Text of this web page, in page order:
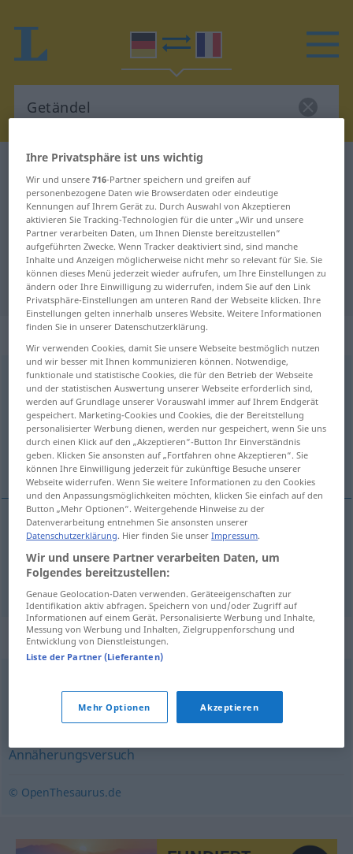
Deutsch-Französisch Wörterbuch
Deutsch-Französisch Übersetzung
für "Getändel"
"Getändel" Französisch
Übersetzung
„Getändel“: Neutrum
Getändeln <Getändels> GEH PEJ
Übersicht aller Übersetzungen
(Für mehr Details die Übersetzung anklicken/antippen)
badinage amoureux, flirt
badinage(amoureux) Getändel
flirtm Getändel
Synonyme für "Getändel"
Annäherungsversuch
© OpenThesaurus.de
Ihre Privatsphäre ist uns wichtig
Wir und unsere716-Partner speichern und greifen auf
personenbezogene Daten wie Browserdaten oder eindeutige
Kennungen auf Ihrem Gerät zu. Durch Auswahl von Akzeptieren
aktivieren Sie Tracking-Technologien für die unter „Wir und unsere
Partner verarbeiten Daten, um Ihnen Dienste bereitzustellen“
aufgeführten Zwecke. Wenn Tracker deaktiviert sind, sind manche
Inhalte und Anzeigen möglicherweise nicht mehr so relevant für Sie. Sie
können dieses Menü jederzeit wieder aufrufen, um Ihre Einstellungen zu
ändern oder Ihre Einwilligung zu widerrufen, indem Sie auf den Link
Privatsphäre-Einstellungen am unteren Rand der Webseite klicken. Ihre
Einstellungen gelten innerhalb unseres Website. Weitere Informationen
finden Sie in unserer Datenschutzerklärung.
Wir verwenden Cookies, damit Sie unsere Webseite bestmöglich nutzen
und wir besser mit Ihnen kommunizieren können. Notwendige,
funktionale und statistische Cookies, die für den Betrieb der Webseite
und der statistischen Auswertung unserer Webseite erforderlich sind,
werden auf Grundlage unserer Vorauswahl immer auf Ihrem Endgerät
gespeichert. Marketing-Cookies und Cookies, die der Bereitstellung
personalisierter Werbung dienen, werden nur gespeichert, wenn Sie uns
durch einen Klick auf den „Akzeptieren“-Button Ihr Einverständnis
geben. Klicken Sie ansonsten auf „Fortfahren ohne Akzeptieren“. Sie
können Ihre Einwilligung jederzeit für zukünftige Besuche unserer
Webseite widerrufen. Wenn Sie weitere Informationen zu den Cookies
und den Anpassungsmöglichkeiten möchten, klicken Sie einfach auf den
Button „Mehr Optionen“. Weitergehende Hinweise zu der
Datenverarbeitung entnehmen Sie ansonsten unserer
Datenschutzerklärung. Hier finden Sie unserImpressum.
Wir und unsere Partner verarbeiten Daten, um
Folgendes bereitzustellen:
Genaue Geolocation-Daten verwenden. Geräteeigenschaften zur
Identifikation aktiv abfragen. Speichern von und/oder Zugriff auf
Informationen auf einem Gerät. Personalisierte Werbung und Inhalte,
Messung von Werbung und Inhalten, Zielgruppenforschung und
Entwicklung von Dienstleistungen.
Liste der Partner (Lieferanten)
Mehr Optionen Akzeptieren